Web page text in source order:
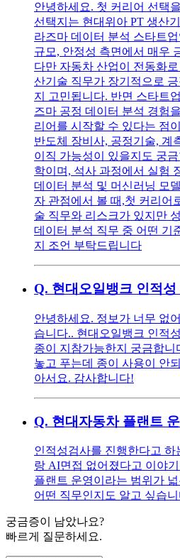
안녕하세요. 첫 커리어 선택
선택지는 현대위아 PT 생산
라즈마 데이터 분석 스타트
규모, 안정성 측면에서 매우
다만 자동차 산업이 전동화
산기술 직무가 장기적으로
지 고민됩니다. 반면 스타트
즈마 공정 데이터 분석 경험
리어를 시작할 수 있다는 점
반도체 장비사, 공정기술, 계
이직 가능성이 있을지도 궁
학이며, 석사 과정에서 실험
데이터 분석 및 머신러닝 모
자 관점에서 볼 때,첫 커리어
술 직무와 리스크가 있지만
데이터 분석 직무 중 어떤 기
지 조언 부탁드립니다
Q. 현대오일뱅크 인적성
안녕하세요. 정보가 너무 없
습니다.. 현대오일뱅크 인적
종이 지참가능한지 궁금합니
놓고 푸는데 종이 사용이 안
아서요. 감사합니다!
Q. 현대자동차 플랜트
인적성검사를 진행한다고
랑 AI면접 없어졌다고 이야
플랜트 운영이라는 범위가
어떤 직무인지도 알고 싶습니
궁금증이 남았나요?
빠르게 질문하세요.